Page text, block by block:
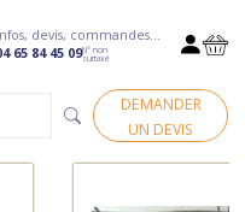
devis, commandes…
65 84 45 09N° non
surtaxé
DEMANDER
UN DEVIS